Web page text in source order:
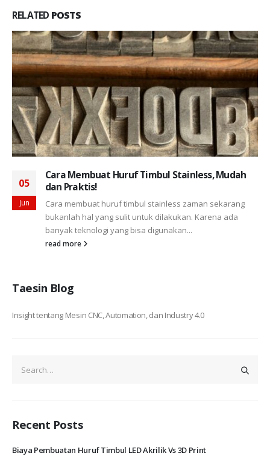
RELATED POSTS
05
Jun
Cara Membuat Huruf Timbul Stainless, Mudah
dan Praktis!
Cara membuat huruf timbul stainless zaman sekarang
bukanlah hal yang sulit untuk dilakukan. Karena ada
banyak teknologi yang bisa digunakan...
read more
Taesin Blog
Insight tentang Mesin CNC, Automation, dan Industry 4.0
Recent Posts
Biaya Pembuatan Huruf Timbul LED Akrilik Vs 3D Print